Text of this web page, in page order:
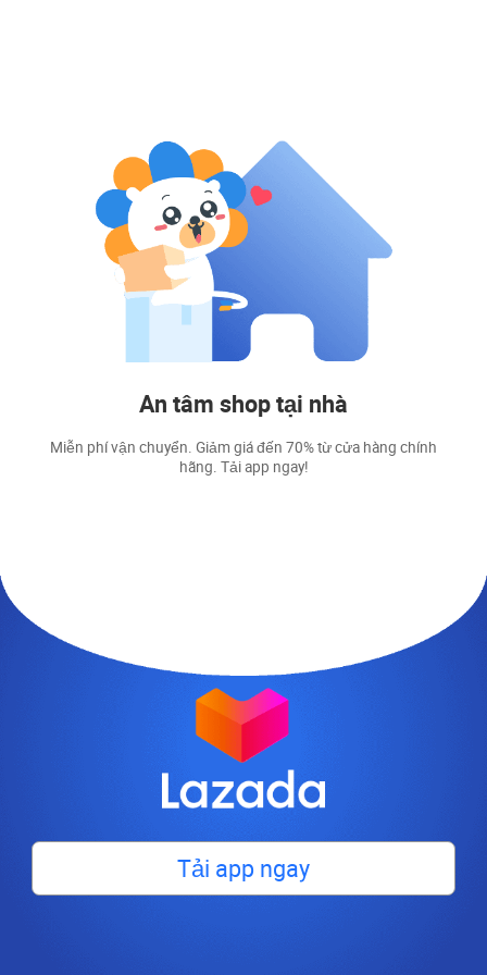
An tâm shop tại nhà
Miễn phí vận chuyển. Giảm giá đến 70% từ cửa hàng chính
hãng. Tải app ngay!
Tải app ngay